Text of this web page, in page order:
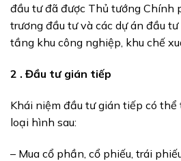
đầu tư đã được Thủ tướng Chính
trương đầu tư và các dự án đầu
tầng khu công nghiệp, khu chế
2 . Đầu tư gián tiếp
Khái niệm đầu tư gián tiếp có thể
loại hình sau:
– Mua cổ phần, cổ phiếu, trái